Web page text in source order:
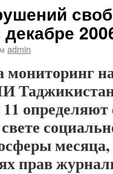
admin
мониторинг
прав